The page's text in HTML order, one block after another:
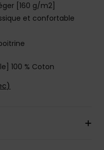
[160 g/m2]
et confortable
100 % Coton